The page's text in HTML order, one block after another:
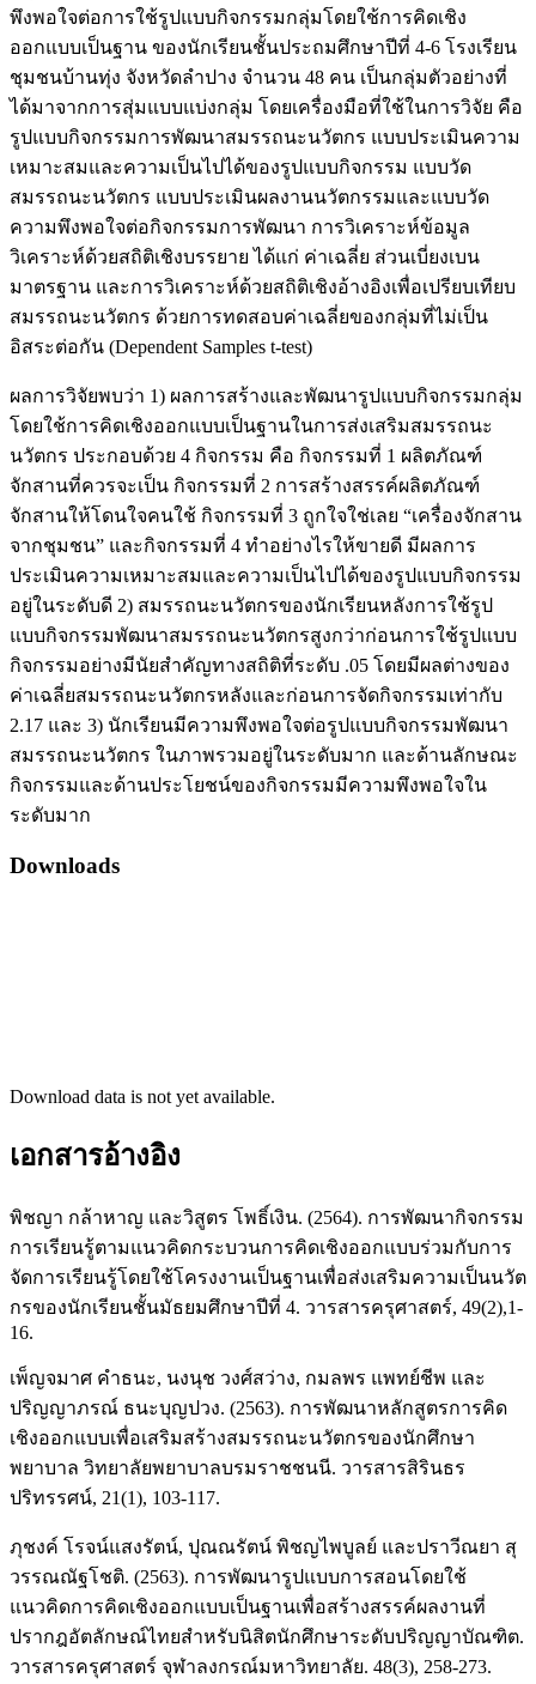
พึงพอใจต่อการใช้รูปแบบกิจกรรมกลุ่มโดยใช้การคิดเชิง
ออกแบบเป็นฐาน ของนักเรียนชั้นประถมศึกษาปีที่ 4-6 โรงเรียน
ชุมชนบ้านทุ่ง จังหวัดลำปาง จำนวน 48 คน เป็นกลุ่มตัวอย่างที่
ได้มาจากการสุ่มแบบแบ่งกลุ่ม โดยเครื่องมือที่ใช้ในการวิจัย คือ
รูปแบบกิจกรรมการพัฒนาสมรรถนะนวัตกร แบบประเมินความ
เหมาะสมและความเป็นไปได้ของรูปแบบกิจกรรม แบบวัด
สมรรถนะนวัตกร แบบประเมินผลงานนวัตกรรมและแบบวัด
ความพึงพอใจต่อกิจกรรมการพัฒนา การวิเคราะห์ข้อมูล
วิเคราะห์ด้วยสถิติเชิงบรรยาย ได้แก่ ค่าเฉลี่ย ส่วนเบี่ยงเบน
มาตรฐาน และการวิเคราะห์ด้วยสถิติเชิงอ้างอิงเพื่อเปรียบเทียบ
สมรรถนะนวัตกร ด้วยการทดสอบค่าเฉลี่ยของกลุ่มที่ไม่เป็น
อิสระต่อกัน (Dependent Samples t-test)
ผลการวิจัยพบว่า 1) ผลการสร้างและพัฒนารูปแบบกิจกรรมกลุ่ม
โดยใช้การคิดเชิงออกแบบเป็นฐานในการส่งเสริมสมรรถนะ
นวัตกร ประกอบด้วย 4 กิจกรรม คือ กิจกรรมที่ 1 ผลิตภัณฑ์
จักสานที่ควรจะเป็น กิจกรรมที่ 2 การสร้างสรรค์ผลิตภัณฑ์
จักสานให้โดนใจคนใช้ กิจกรรมที่ 3 ถูกใจใช่เลย “เครื่องจักสาน
จากชุมชน” และกิจกรรมที่ 4 ทำอย่างไรให้ขายดี มีผลการ
ประเมินความเหมาะสมและความเป็นไปได้ของรูปแบบกิจกรรม
อยู่ในระดับดี 2) สมรรถนะนวัตกรของนักเรียนหลังการใช้รูป
แบบกิจกรรมพัฒนาสมรรถนะนวัตกรสูงกว่าก่อนการใช้รูปแบบ
กิจกรรมอย่างมีนัยสำคัญทางสถิติที่ระดับ .05 โดยมีผลต่างของ
ค่าเฉลี่ยสมรรถนะนวัตกรหลังและก่อนการจัดกิจกรรมเท่ากับ
2.17 และ 3) นักเรียนมีความพึงพอใจต่อรูปแบบกิจกรรมพัฒนา
สมรรถนะนวัตกร ในภาพรวมอยู่ในระดับมาก และด้านลักษณะ
กิจกรรมและด้านประโยชน์ของกิจกรรมมีความพึงพอใจใน
ระดับมาก
Downloads
Download data is not yet available.
เอกสารอ้างอิง
พิชญา กล้าหาญ และวิสูตร โพธิ์เงิน. (2564). การพัฒนากิจกรรม
การเรียนรู้ตามแนวคิดกระบวนการคิดเชิงออกแบบร่วมกับการ
จัดการเรียนรู้โดยใช้โครงงานเป็นฐานเพื่อส่งเสริมความเป็นนวัต
กรของนักเรียนชั้นมัธยมศึกษาปีที่ 4. วารสารครุศาสตร์, 49(2),1-
16.
เพ็ญจมาศ คำธนะ, นงนุช วงศ์สว่าง, กมลพร แพทย์ชีพ และ
ปริญญาภรณ์ ธนะบุญปวง. (2563). การพัฒนาหลักสูตรการคิด
เชิงออกแบบเพื่อเสริมสร้างสมรรถนะนวัตกรของนักศึกษา
พยาบาล วิทยาลัยพยาบาลบรมราชชนนี. วารสารสิรินธร
ปริทรรศน์, 21(1), 103-117.
ภุชงค์ โรจน์แสงรัตน์, ปุณณรัตน์ พิชญไพบูลย์ และปราวีณยา สุ
วรรณณัฐโชติ. (2563). การพัฒนารูปแบบการสอนโดยใช้
แนวคิดการคิดเชิงออกแบบเป็นฐานเพื่อสร้างสรรค์ผลงานที่
ปรากฎอัตลักษณ์ไทยสำหรับนิสิตนักศึกษาระดับปริญญาบัณฑิต.
วารสารครุศาสตร์ จุฬาลงกรณ์มหาวิทยาลัย. 48(3), 258-273.